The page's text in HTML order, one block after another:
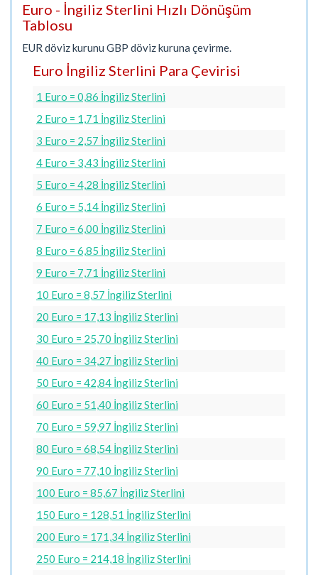
Euro - İngiliz Sterlini Hızlı Dönüşüm
Tablosu
EUR döviz kurunu GBP döviz kuruna çevirme.
Euro İngiliz Sterlini Para Çevirisi
1 Euro = 0,86 İngiliz Sterlini
2 Euro = 1,71 İngiliz Sterlini
3 Euro = 2,57 İngiliz Sterlini
4 Euro = 3,43 İngiliz Sterlini
5 Euro = 4,28 İngiliz Sterlini
6 Euro = 5,14 İngiliz Sterlini
7 Euro = 6,00 İngiliz Sterlini
8 Euro = 6,85 İngiliz Sterlini
9 Euro = 7,71 İngiliz Sterlini
10 Euro = 8,57 İngiliz Sterlini
20 Euro = 17,13 İngiliz Sterlini
30 Euro = 25,70 İngiliz Sterlini
40 Euro = 34,27 İngiliz Sterlini
50 Euro = 42,84 İngiliz Sterlini
60 Euro = 51,40 İngiliz Sterlini
70 Euro = 59,97 İngiliz Sterlini
80 Euro = 68,54 İngiliz Sterlini
90 Euro = 77,10 İngiliz Sterlini
100 Euro = 85,67 İngiliz Sterlini
150 Euro = 128,51 İngiliz Sterlini
200 Euro = 171,34 İngiliz Sterlini
250 Euro = 214,18 İngiliz Sterlini